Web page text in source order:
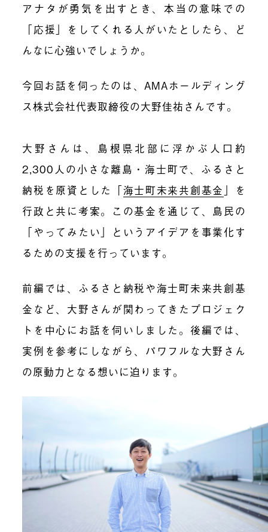
アナタが勇気を出すとき、本当の意味での
「応援」をしてくれる人がいたとしたら、ど
んなに心強いでしょうか。
今回お話を伺ったのは、AMAホールディング
ス株式会社代表取締役の大野佳祐さんです。
大野さんは、島根県北部に浮かぶ人口約
2,300人の小さな離島・海士町で、ふるさと
納税を原資とした「海士町未来共創基金 」を
行政と共に考案。この基金を通じて、島民の
「やってみたい」というアイデアを事業化す
るための支援を行っています。
前編では、ふるさと納税や海士町未来共創基
金など、大野さんが関わってきたプロジェク
トを中心にお話を伺いしました。後編では、
実例を参考にしながら、パワフルな大野さん
の原動力となる想いに迫ります。